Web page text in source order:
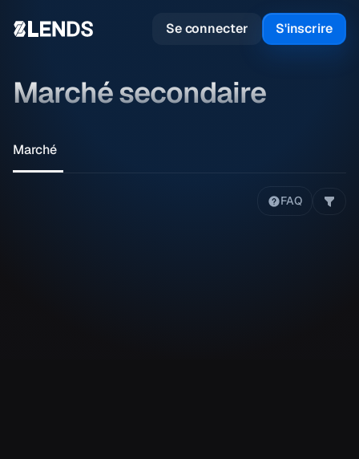
Se connecter S'inscrire
Marché secondaire
Marché
FAQ